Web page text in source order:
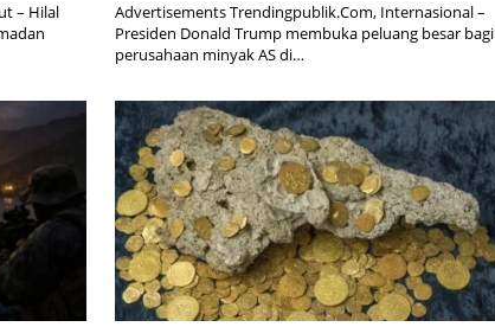
– Hilal
Advertisements Trendingpublik.Com, Internasional –
Presiden Donald Trump membuka peluang besar bagi
perusahaan minyak AS di…